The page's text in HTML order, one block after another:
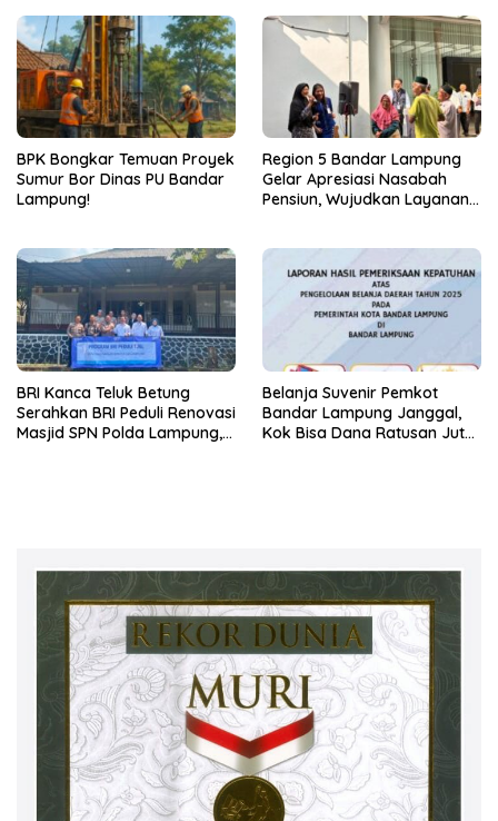
BPK Bongkar Temuan Proyek
Sumur Bor Dinas PU Bandar
Lampung!
Region 5 Bandar Lampung
Gelar Apresiasi Nasabah
Pensiun, Wujudkan Layanan
BRI Kanca Teluk Betung
Serahkan BRI Peduli Renovasi
Masjid SPN Polda Lampung,
Belanja Suvenir Pemkot
Bandar Lampung Janggal,
Kok Bisa Dana Ratusan Juta